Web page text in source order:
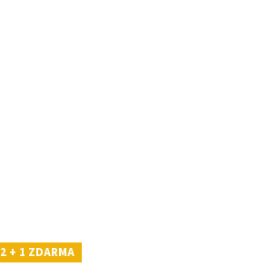
2 + 1 ZDARMA